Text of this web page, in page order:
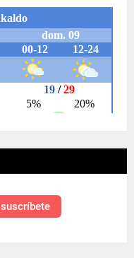
suscríbete